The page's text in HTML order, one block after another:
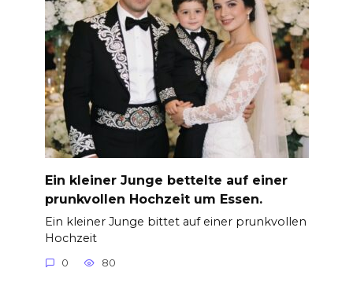
Ein kleiner Junge bettelte auf einer
prunkvollen Hochzeit um Essen.
Ein kleiner Junge bittet auf einer prunkvollen
Hochzeit
0 80